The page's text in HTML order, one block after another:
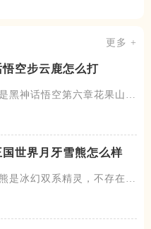
更多 +
悟空步云鹿怎么打
黑神话悟空第六章花果山见
国世界月牙雪熊怎么样
是冰幻双系精灵，不存在进